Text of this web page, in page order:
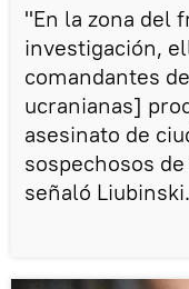
"En la zona del
investigación,
comandantes
ucranianas]
asesinato de
sospechosos
señaló Liubinski.